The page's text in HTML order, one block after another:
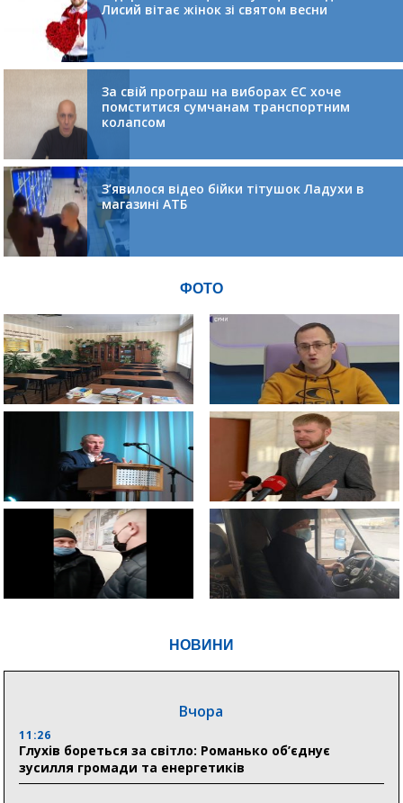
НОВИНИ
Вчора
11:26
Глухів бореться за світло: Романько об’єднує
зусилля громади та енергетиків
Лисий вітає жінок зі святом весни
За свій програш на виборах ЄС хоче
помститися сумчанам транспортним
колапсом
З’явилося відео бійки тітушок Ладухи в
магазині АТБ
ФОТО